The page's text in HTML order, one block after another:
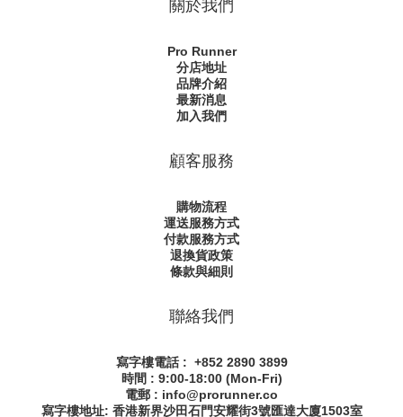
關於我們
Pro Runner
分店地址
品牌介紹
最新消息
加入我們
顧客服務
購物流程
運送服務方式
付款服務方式
退換貨政策
條款與細則
聯絡我們
寫字樓電話 : +852 2890 3899
時間 : 9:00-18:00 (Mon-Fri)
電郵 : info@prorunner.co
寫字樓地址: 香港新界沙田石門安耀街3號匯達大廈1503室